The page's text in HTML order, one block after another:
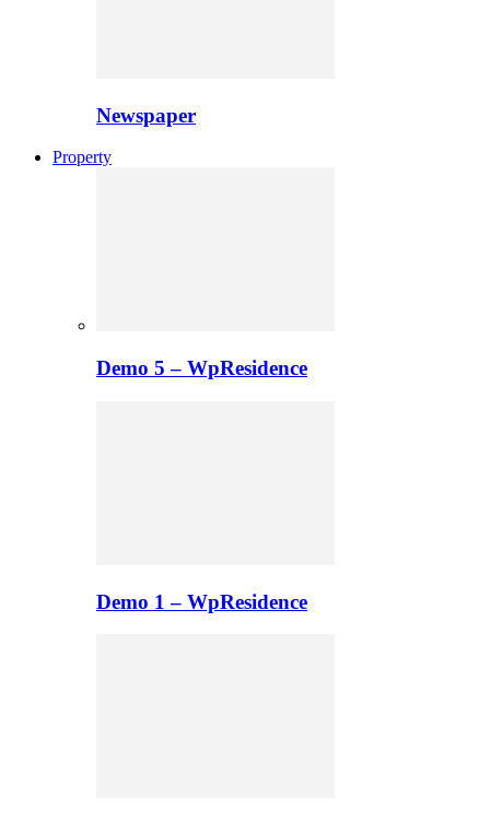
Newspaper
Property
Demo 5 – WpResidence
Demo 1 – WpResidence